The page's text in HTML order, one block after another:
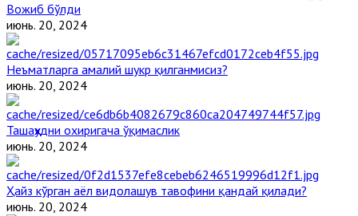
Вожиб бўлди
июнь. 20, 2024
Неъматларга амалий шукр қилганмисиз?
июнь. 20, 2024
Ташаҳҳудни охиригача ўқимаслик
июнь. 20, 2024
Ҳайз кўрган аёл видолашув тавофини қандай қилади?
июнь. 20, 2024